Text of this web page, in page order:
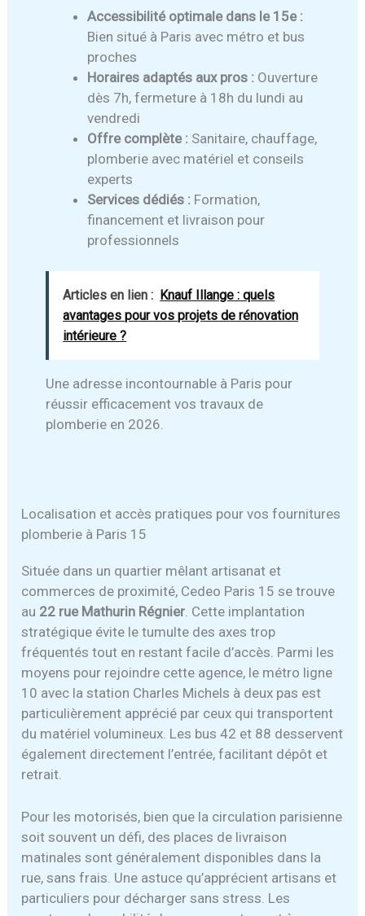
Accessibilité optimale dans le 15e :
Bien situé à Paris avec métro et bus
proches
Horaires adaptés aux pros : Ouverture
dès 7h, fermeture à 18h du lundi au
vendredi
Offre complète : Sanitaire, chauffage,
plomberie avec matériel et conseils
experts
Services dédiés : Formation,
financement et livraison pour
professionnels
Articles en lien : Knauf Illange : quels
avantages pour vos projets de rénovation
intérieure ?
Une adresse incontournable à Paris pour
réussir efficacement vos travaux de
plomberie en 2026.
Localisation et accès pratiques pour vos fournitures
plomberie à Paris 15
Située dans un quartier mêlant artisanat et
commerces de proximité, Cedeo Paris 15 se trouve
au 22 rue Mathurin Régnier . Cette implantation
stratégique évite le tumulte des axes trop
fréquentés tout en restant facile d’accès. Parmi les
moyens pour rejoindre cette agence, le métro ligne
10 avec la station Charles Michels à deux pas est
particulièrement apprécié par ceux qui transportent
du matériel volumineux. Les bus 42 et 88 desservent
également directement l’entrée, facilitant dépôt et
retrait.
Pour les motorisés, bien que la circulation parisienne
soit souvent un défi, des places de livraison
matinales sont généralement disponibles dans la
rue, sans frais. Une astuce qu’apprécient artisans et
particuliers pour décharger sans stress. Les